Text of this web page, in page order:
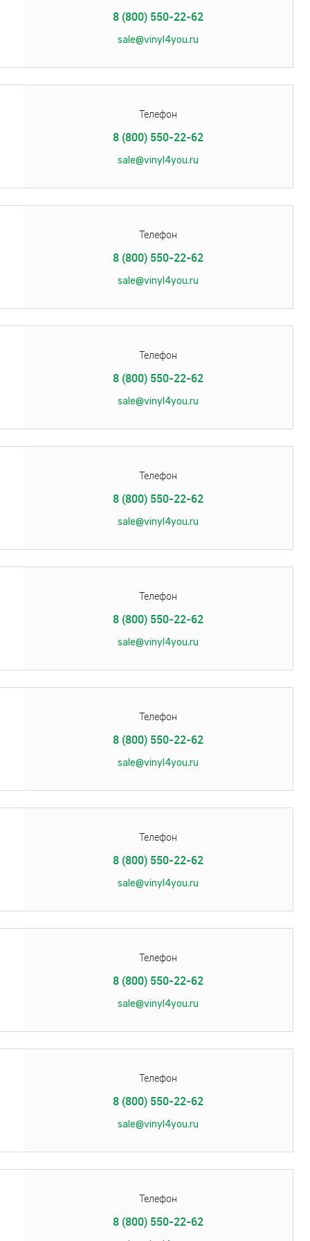
8 (800) 550-22-62
sale@vinyl4you.ru
Телефон
8 (800) 550-22-62
sale@vinyl4you.ru
Телефон
8 (800) 550-22-62
sale@vinyl4you.ru
Телефон
8 (800) 550-22-62
sale@vinyl4you.ru
Телефон
8 (800) 550-22-62
sale@vinyl4you.ru
Телефон
8 (800) 550-22-62
sale@vinyl4you.ru
Телефон
8 (800) 550-22-62
sale@vinyl4you.ru
Телефон
8 (800) 550-22-62
sale@vinyl4you.ru
Телефон
8 (800) 550-22-62
sale@vinyl4you.ru
Телефон
8 (800) 550-22-62
sale@vinyl4you.ru
Телефон
8 (800) 550-22-62